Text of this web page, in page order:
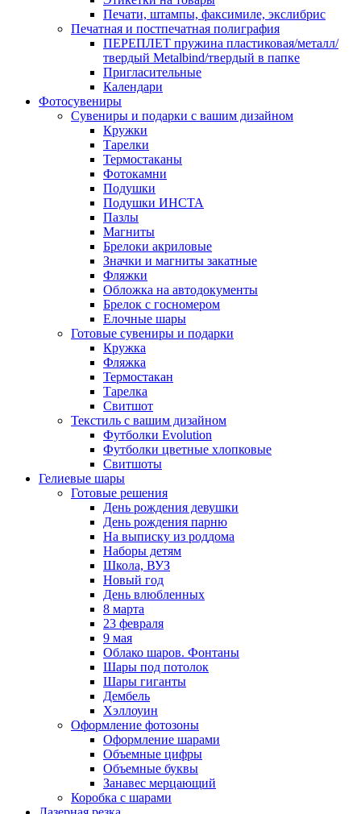
Печати, штампы, факсимиле, экслибрис
Печатная и постпечатная полиграфия
ПЕРЕПЛЕТ пружина пластиковая/металл/
твердый Metalbind/твердый в папке
Пригласительные
Календари
Фотосувениры
Сувениры и подарки с вашим дизайном
Кружки
Тарелки
Термостаканы
Фотокамни
Подушки
Подушки ИНСТА
Пазлы
Магниты
Брелоки акриловые
Значки и магниты закатные
Фляжки
Обложка на автодокументы
Брелок с госномером
Елочные шары
Готовые сувениры и подарки
Кружка
Фляжка
Термостакан
Тарелка
Свитшот
Текстиль с вашим дизайном
Футболки Evolution
Футболки цветные хлопковые
Свитшоты
Гелиевые шары
Готовые решения
День рождения девушки
День рождения парню
На выписку из роддома
Наборы детям
Школа, ВУЗ
Новый год
День влюбленных
8 марта
23 февраля
9 мая
Облако шаров. Фонтаны
Шары под потолок
Шары гиганты
Дембель
Хэллоуин
Оформление фотозоны
Оформление шарами
Объемные цифры
Объемные буквы
Занавес мерцающий
Коробка с шарами